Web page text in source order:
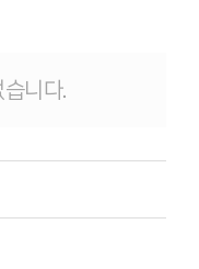
니다.